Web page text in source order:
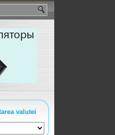
valutei